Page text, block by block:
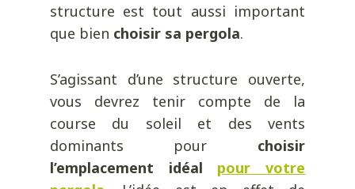
structure est tout aussi important
que bien choisir sa pergola.
S’agissant d’une structure ouverte,
vous devrez tenir compte de la
course du soleil et des vents
dominants pour choisir
l’emplacement idéal pour votre